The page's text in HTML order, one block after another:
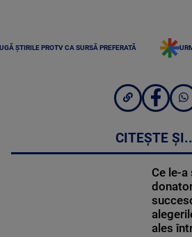
ȘTIRILE PROTV CA SURSĂ PREFERATĂ
CITEȘTE
Ce le-
ales